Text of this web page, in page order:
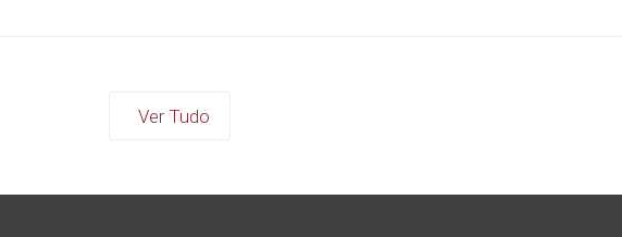
Ver Tudo